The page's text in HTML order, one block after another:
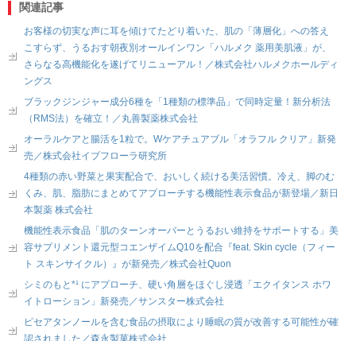
関連記事
お客様の切実な声に耳を傾けてたどり着いた、肌の「薄層化」への答え
こすらず、うるおす朝夜別オールインワン「ハルメク 薬用美肌液」が、
さらなる高機能化を遂げてリニューアル！／株式会社ハルメクホールディ
ングス
ブラックジンジャー成分6種を「1種類の標準品」で同時定量！新分析法
（RMS法）を確立！／丸善製薬株式会社
オーラルケアと腸活を1粒で。Wケアチュアブル「オラフル クリア」新発
売／株式会社イブフローラ研究所
4種類の赤い野菜と果実配合で、おいしく続ける美活習慣。冷え、脚のむ
くみ、肌、脂肪にまとめてアプローチする機能性表示食品が新登場／新日
本製薬 株式会社
機能性表示食品「肌のターンオーバーとうるおい維持をサポートする」美
容サプリメント還元型コエンザイムQ10を配合『feat. Skin cycle（フィー
ト スキンサイクル）』が新発売／株式会社Quon
シミのもと*¹ にアプローチ、硬い角層をほぐし浸透「エクイタンス ホワ
イトローション」新発売／サンスター株式会社
ピセアタンノールを含む食品の摂取により睡眠の質が改善する可能性が確